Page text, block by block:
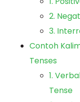
2.
3.
Contoh
Tenses
1.
Tense